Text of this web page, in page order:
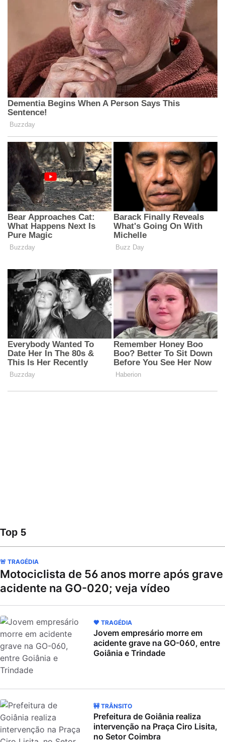
Top 5
🚨 TRAGÉDIA
Motociclista de 56 anos morre após grave
acidente na GO-020; veja vídeo
🖤 TRAGÉDIA
Jovem empresário morre em
acidente grave na GO-060, entre
Goiânia e Trindade
🚧 TRÂNSITO
Prefeitura de Goiânia realiza
intervenção na Praça Ciro Lisita,
no Setor Coimbra